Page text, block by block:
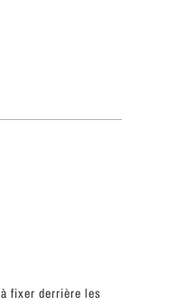
à fixer derrière les